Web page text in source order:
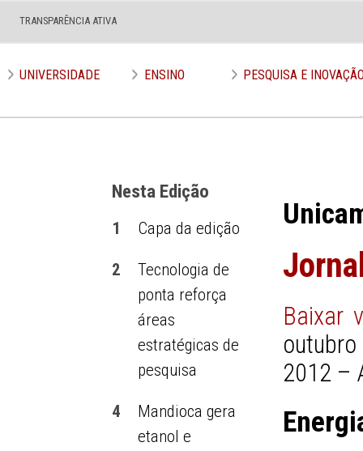
TRANSPARÊNCIA ATIVA
UNIVERSIDADE ENSINO PESQUISA E
Edição nº 544
Nesta Edição
1 Capa da edição
2
Tecnologia de
ponta reforça
áreas
estratégicas de
pesquisa
4
Mandioca gera
etanol e
Baixar
2012 –